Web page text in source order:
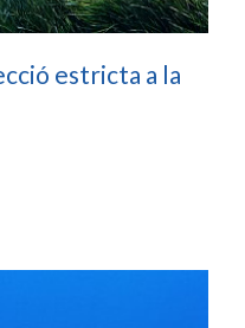
estricta a la